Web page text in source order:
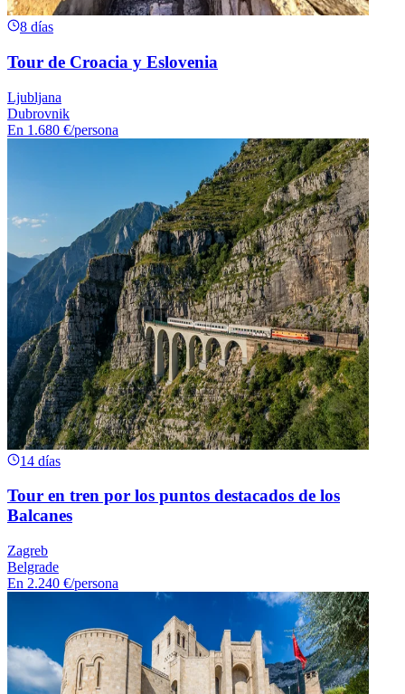
8 días
Tour de Croacia y Eslovenia
Ljubljana
Dubrovnik
En 1.680 €/persona
14 días
Tour en tren por los puntos destacados de los
Balcanes
Zagreb
Belgrade
En 2.240 €/persona